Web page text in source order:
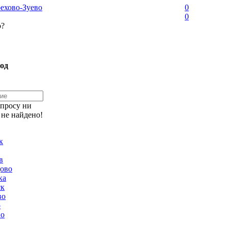
0
0
Зуево
ни
найдено!